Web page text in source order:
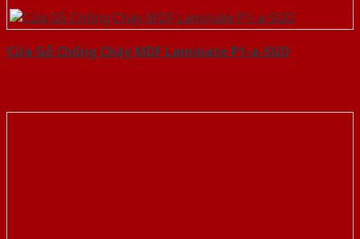
Cửa Gỗ Chống Cháy MDF Laminate P1-a-SGD